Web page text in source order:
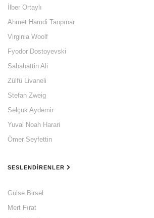
İlber Ortaylı
Ahmet Hamdi Tanpınar
Virginia Woolf
Fyodor Dostoyevski
Sabahattin Ali
Zülfü Livaneli
Stefan Zweig
Selçuk Aydemir
Yuval Noah Harari
Ömer Seyfettin
SESLENDIRENLER
Gülse Birsel
Mert Fırat